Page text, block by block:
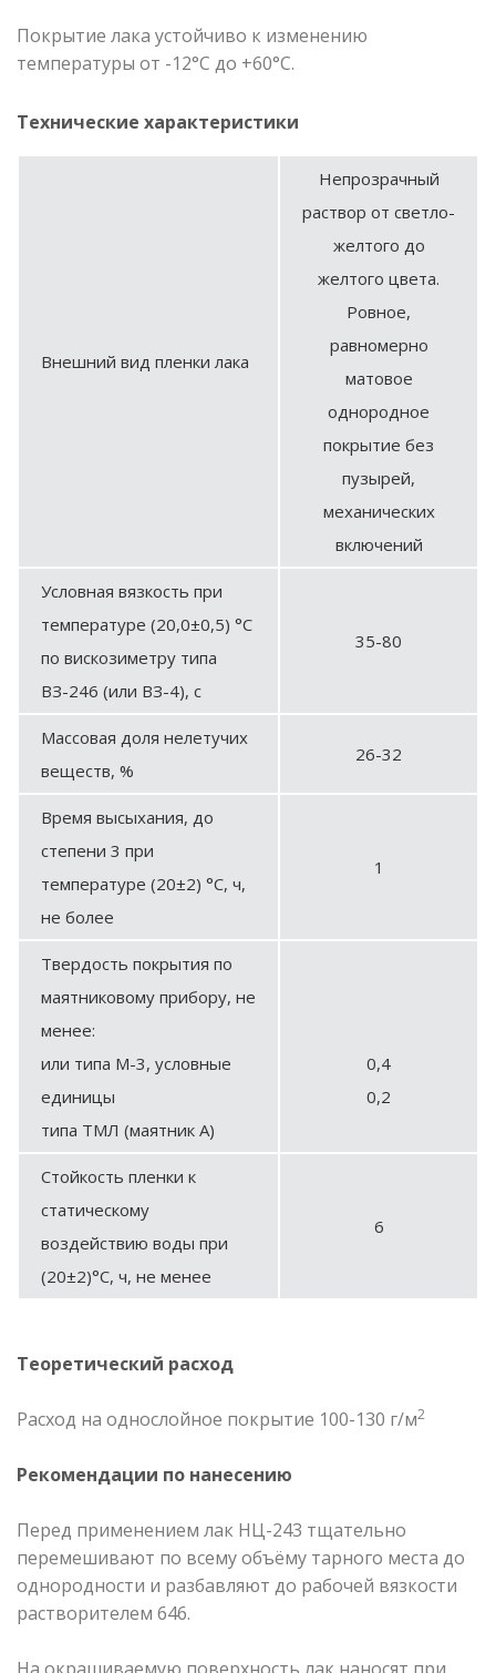
Покрытие лака устойчиво к изменению
температуры от -12°С до +60°С.
Технические характеристики
Внешний вид пленки лака
Непрозрачный
раствор от светло-
желтого до
желтого цвета.
Ровное,
равномерно
матовое
однородное
покрытие без
пузырей,
механических
включений
Условная вязкость при
температуре (20,0±0,5) °С
по вискозиметру типа
ВЗ-246 (или ВЗ-4), с
35-80
Массовая доля нелетучих
веществ, %
26-32
Время высыхания, до
степени 3 при
температуре (20±2) °С, ч,
не более
1
Твердость покрытия по
маятниковому прибору, не
менее:
или типа М-3, условные
единицы
типа ТМЛ (маятник А)
0,4
0,2
Стойкость пленки к
статическому
воздействию воды при
(20±2)°С, ч, не менее
6
Теоретический расход
Расход на однослойное покрытие 100-130 г/м2
Рекомендации по нанесению
Перед применением лак НЦ-243 тщательно
перемешивают по всему объёму тарного места до
однородности и разбавляют до рабочей вязкости
растворителем 646.